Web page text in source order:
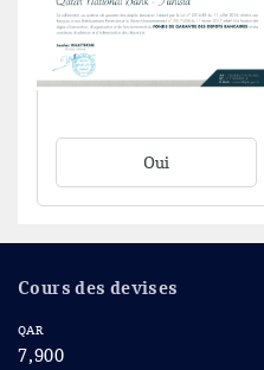
Oui
Cours des devises
QAR
7,900